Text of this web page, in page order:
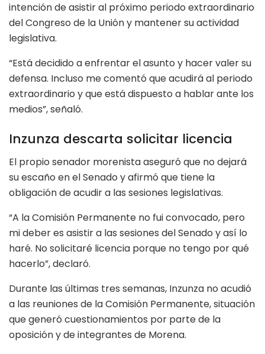
intención de asistir al próximo periodo extraordinario
del Congreso de la Unión y mantener su actividad
legislativa.
“Está decidido a enfrentar el asunto y hacer valer su
defensa. Incluso me comentó que acudirá al periodo
extraordinario y que está dispuesto a hablar ante los
medios”, señaló.
Inzunza descarta solicitar licencia
El propio senador morenista aseguró que no dejará
su escaño en el Senado y afirmó que tiene la
obligación de acudir a las sesiones legislativas.
“A la Comisión Permanente no fui convocado, pero
mi deber es asistir a las sesiones del Senado y así lo
haré. No solicitaré licencia porque no tengo por qué
hacerlo”, declaró.
Durante las últimas tres semanas, Inzunza no acudió
a las reuniones de la Comisión Permanente, situación
que generó cuestionamientos por parte de la
oposición y de integrantes de Morena.